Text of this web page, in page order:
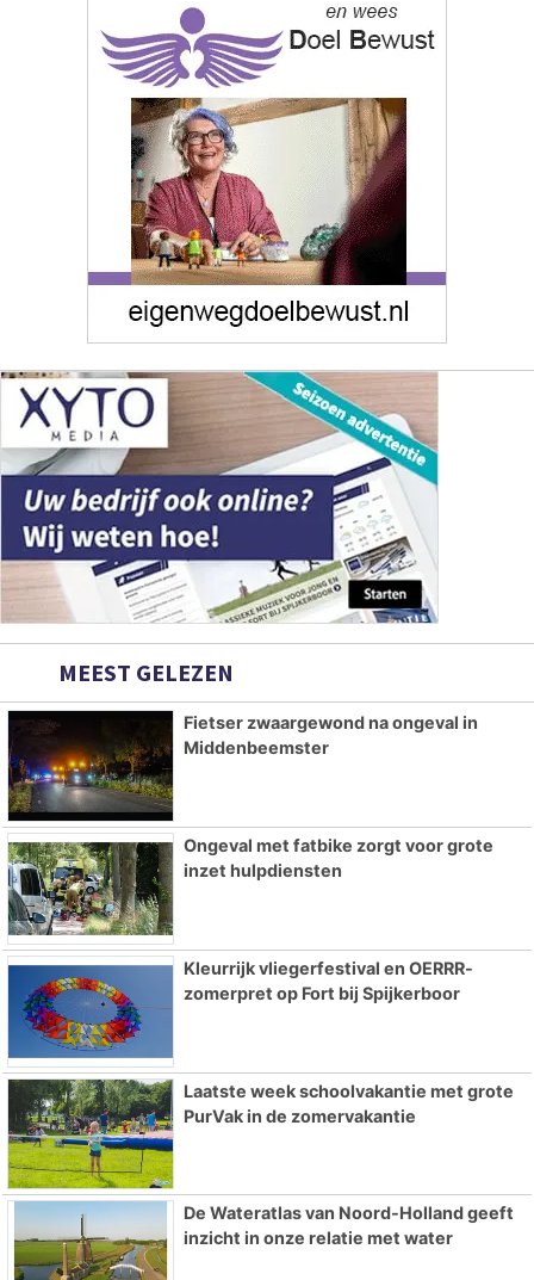
MEEST GELEZEN
Fietser zwaargewond na ongeval in
Middenbeemster
Ongeval met fatbike zorgt voor grote
inzet hulpdiensten
Kleurrijk vliegerfestival en OERRR-
zomerpret op Fort bij Spijkerboor
Laatste week schoolvakantie met grote
PurVak in de zomervakantie
De Wateratlas van Noord-Holland geeft
inzicht in onze relatie met water